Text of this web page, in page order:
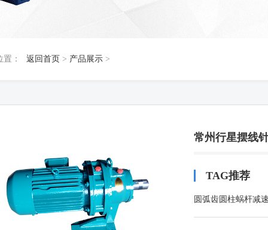
： 返回首页 > 产品展示 >
常州行星摆线
TAG推荐
圆弧齿圆柱蜗杆减
器